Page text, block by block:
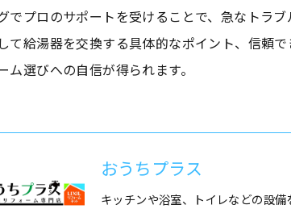
でプロのサポートを受けることで、急なトラ
て給湯器を交換する具体的なポイント、信頼
ム選びへの自信が得られます。
おうちプラス
キッチンや浴室、トイレなどの設